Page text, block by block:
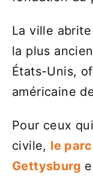
La ville
la plus
États-Unis,
américaine
Pour ceux
civile, le
Gettysburg